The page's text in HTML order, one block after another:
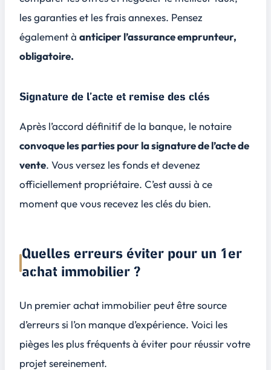
les garanties et les frais annexes. Pensez
également à anticiper l’assurance emprunteur,
obligatoire.
Signature de l’acte et remise des clés
Après l’accord définitif de la banque, le notaire
convoque les parties pour la signature de l’acte de
vente. Vous versez les fonds et devenez
officiellement propriétaire. C’est aussi à ce
moment que vous recevez les clés du bien.
Quelles erreurs éviter pour un 1er
achat immobilier ?
Un premier achat immobilier peut être source
d’erreurs si l’on manque d’expérience. Voici les
pièges les plus fréquents à éviter pour réussir votre
projet sereinement.